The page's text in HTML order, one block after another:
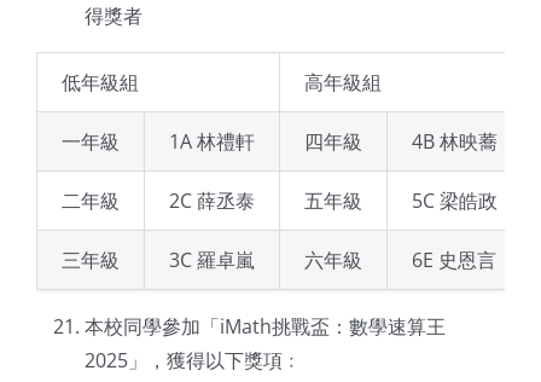
得獎者
低年級組 高年級組
一年級 1A 林禮軒 四年級 4B 林映蕎
二年級 2C 薛丞泰 五年級 5C 梁皓政
三年級 3C 羅卓嵐 六年級 6E 史恩言
本校同學參加「iMath挑戰盃：數學速算王
2025」，獲得以下獎項﹕